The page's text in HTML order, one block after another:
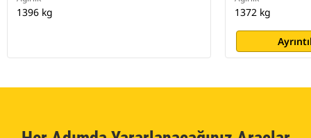
1396 kg 1372 kg